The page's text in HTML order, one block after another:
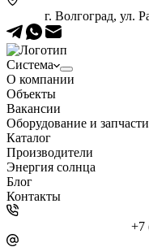
г. Волгоград, ул.
Система
О компании
Объекты
Вакансии
Оборудование и запчасти
Каталог
Производители
Энергия солнца
Блог
Контакты
+7